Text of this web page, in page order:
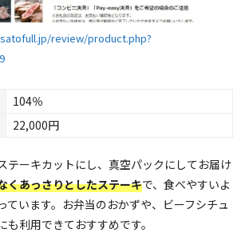
review/product.php?
104％
22,000円
テーキカットにし、真空パックにしてお届け
くあっさりとしたステーキで、食べやすいよ
ています。お弁当のおかずや、ビーフシチュ
も利用できておすすめです。